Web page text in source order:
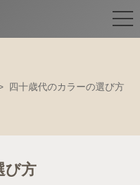
四十歳代のカラーの選び方
び方